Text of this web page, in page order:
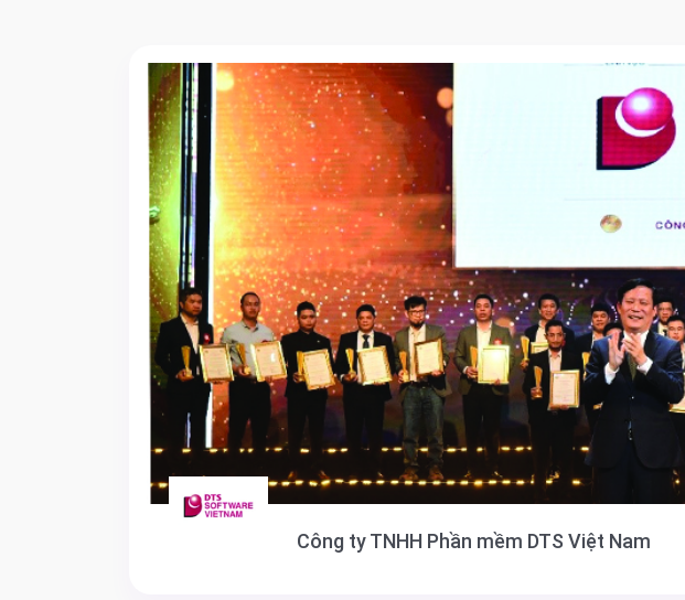
Công ty TNHH Phần mềm DTS Việt Nam